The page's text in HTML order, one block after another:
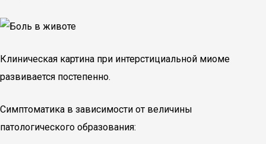
Клиническая картина при интерстициальной миоме
развивается постепенно.
Симптоматика в зависимости от величины
патологического образования: